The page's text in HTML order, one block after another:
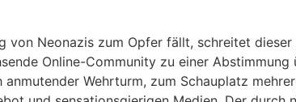
Neonazis zum Opfer fällt, schreitet dieser
Online-Community zu einer Abstimmung
Wehrturm, zum Schauplatz